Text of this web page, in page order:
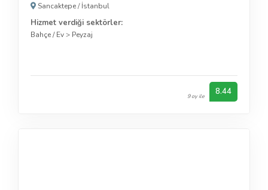
Sancaktepe/İstanbul
Hizmet verdiği sektörler:
Bahçe / Ev> Peyzaj
9 oy ile 8.44